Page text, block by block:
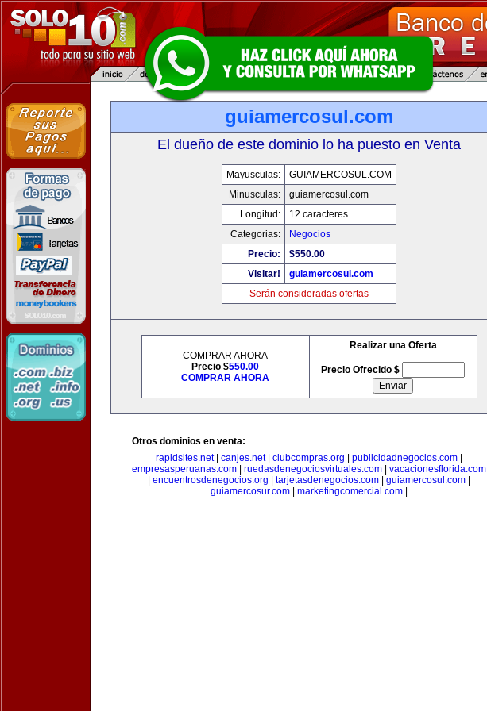
guiamercosul.com
El dueño de este dominio lo ha puesto en Venta
Mayusculas:
GUIAMERCOSUL.COM
Minusculas:
guiamercosul.com
Longitud:
12 caracteres
Categorias:
Negocios
Precio:
$550.00
Visitar!
guiamercosul.com
Serán consideradas ofertas
COMPRAR AHORA
Precio $550.00
COMPRAR AHORA
Realizar una Oferta
Precio Ofrecido $
Otros dominios en venta:
rapidsites.net| canjes.net| clubcompras.org publicidadnegocios.com
empresasperuanas.com
ruedasdenegociosvirtuales.com
vacacionesflorida.com
encuentrosdenegocios.org tarjetasdenegocios.com guiamercosul.com
guiamercosur.com
marketingcomercial.com